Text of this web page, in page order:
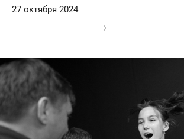
27 октября 2024